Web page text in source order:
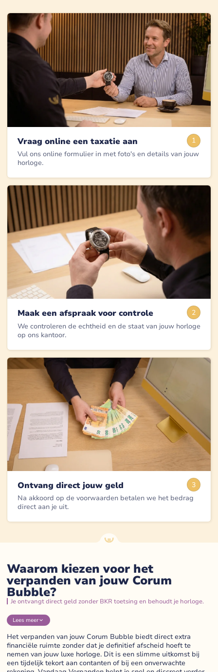
1
Vraag online een taxatie aan
Vul ons online formulier in met foto's en details van jouw
horloge.
2
Maak een afspraak voor controle
We controleren de echtheid en de staat van jouw horloge
op ons kantoor.
3
Ontvang direct jouw geld
Na akkoord op de voorwaarden betalen we het bedrag
direct aan je uit.
Waarom kiezen voor het
verpanden van jouw Corum
Bubble?
Je ontvangt direct geld zonder BKR toetsing en behoudt je horloge.
Lees meer
Het verpanden van jouw Corum Bubble biedt direct extra
financiële ruimte zonder dat je definitief afscheid hoeft te
nemen van jouw luxe horloge. Dit is een slimme uitkomst bij
een tijdelijk tekort aan contanten of bij een onverwachte